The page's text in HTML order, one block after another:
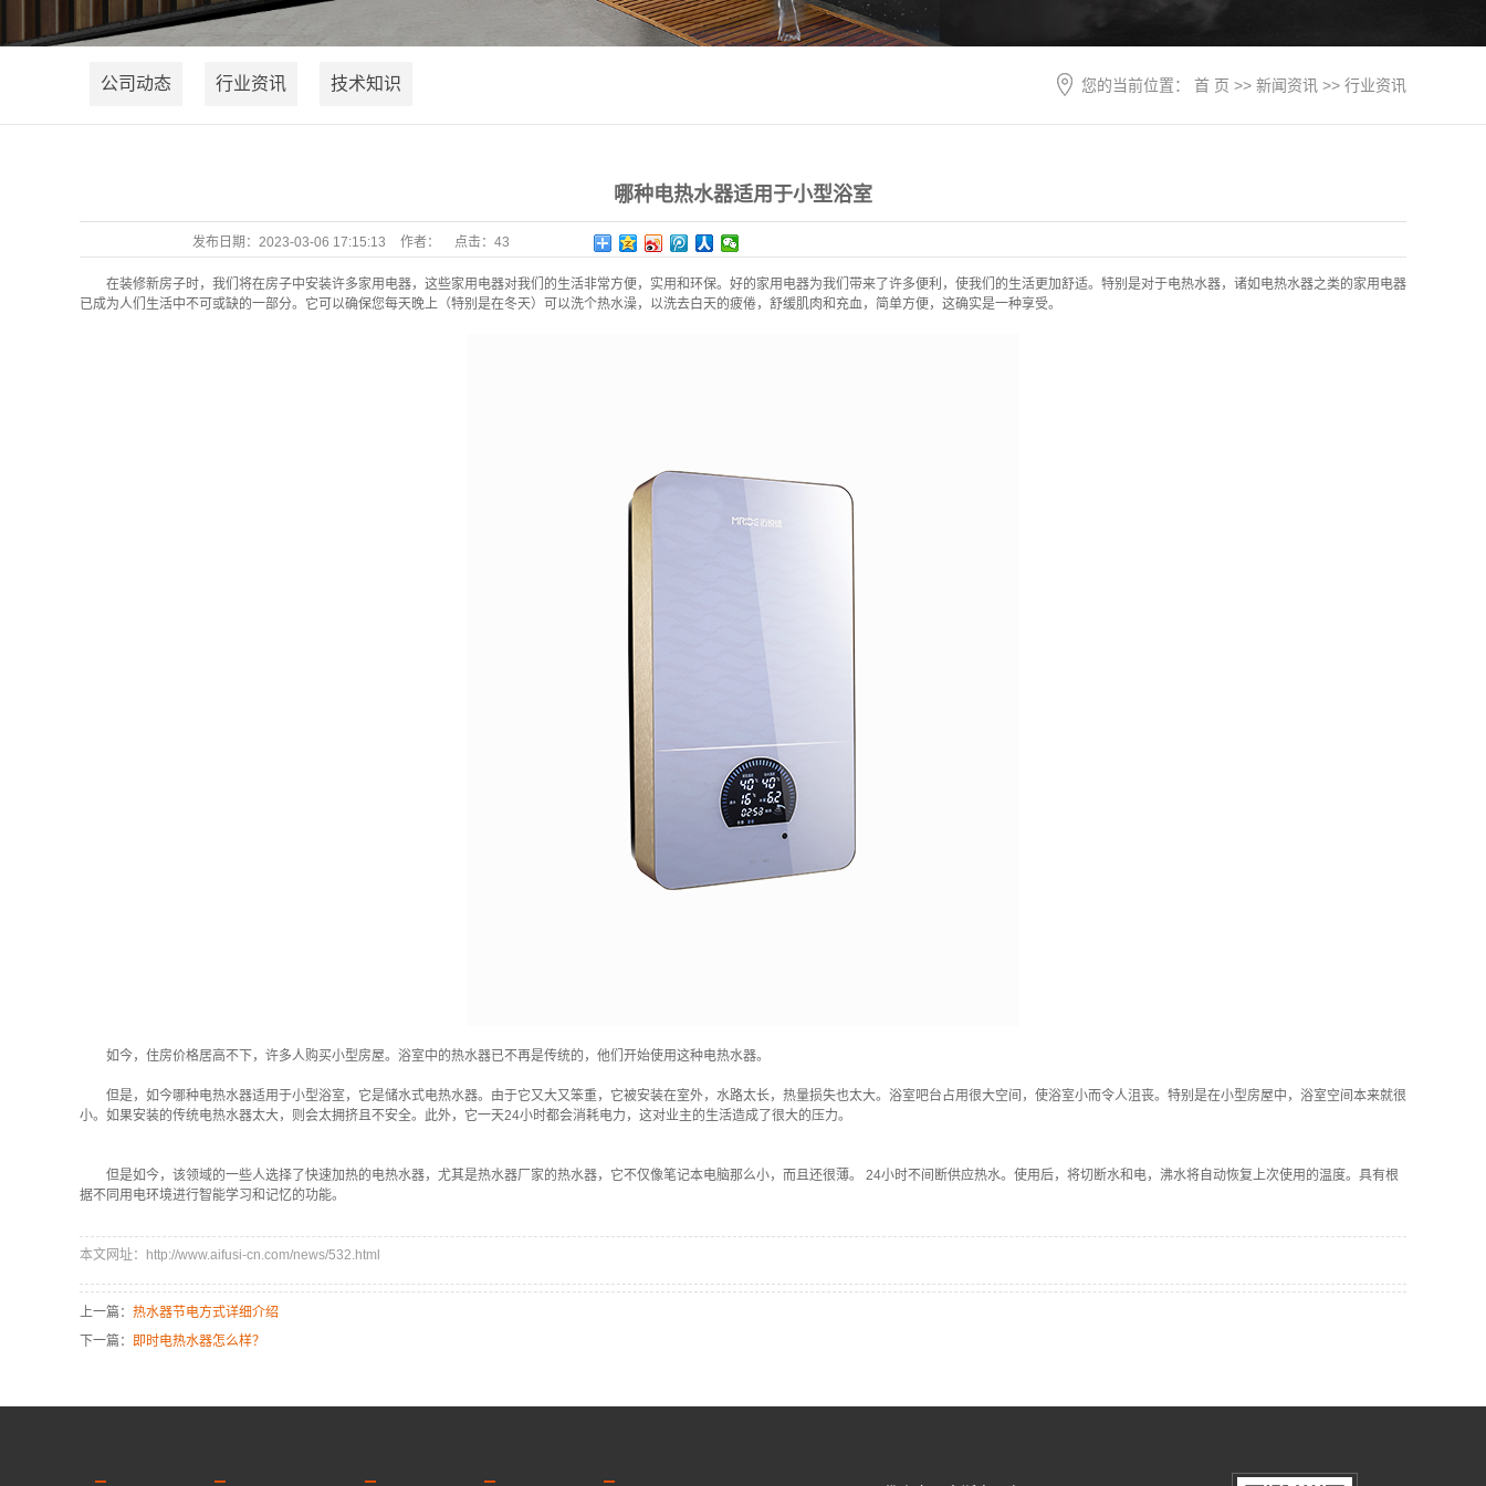
公司动态 行业资讯 技术知识 您的当前位置： 首 页 >> 新闻资讯 >> 行业资讯
哪种电热水器适用于小型浴室
发布日期： 2023-03-06 17:15:13 作者： 点击： 43
在装修新房子时，我们将在房子中安装许多家用电器，这些家用电器对我们的生活非常方便，实用和环保。好的家用电器为我们带来了许多便利，使我们的生活更加舒适。特别是对于电热水器，诸如电热水器之类的家用电器
已成为人们生活中不可或缺的一部分。它可以确保您每天晚上（特别是在冬天）可以洗个热水澡，以洗去白天的疲倦，舒缓肌肉和充血，简单方便，这确实是一种享受。
如今，住房价格居高不下，许多人购买小型房屋。浴室中的热水器已不再是传统的，他们开始使用这种电热水器。
但是，如今哪种电热水器适用于小型浴室，它是储水式电热水器。由于它又大又笨重，它被安装在室外，水路太长，热量损失也太大。浴室吧台占用很大空间，使浴室小而令人沮丧。特别是在小型房屋中，浴室空间本来就很
小。如果安装的传统电热水器太大，则会太拥挤且不安全。此外，它一天24小时都会消耗电力，这对业主的生活造成了很大的压力。
但是如今，该领域的一些人选择了快速加热的电热水器，尤其是热水器厂家的热水器，它不仅像笔记本电脑那么小，而且还很薄。 24小时不间断供应热水。使用后，将切断水和电，沸水将自动恢复上次使用的温度。具有根
据不同用电环境进行智能学习和记忆的功能。
本文网址：http://www.aifusi-cn.com/news/532.html
上一篇： 热水器节电方式详细介绍
下一篇： 即时电热水器怎么样？